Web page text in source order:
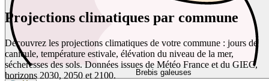
Brebis galeuses
Projections climatiques par commune
Découvrez les projections climatiques de votre commune : jours de
canicule, température estivale, élévation du niveau de la mer,
sécheresses des sols. Données issues de Météo France et du GIEC,
horizons 2030, 2050 et 2100.